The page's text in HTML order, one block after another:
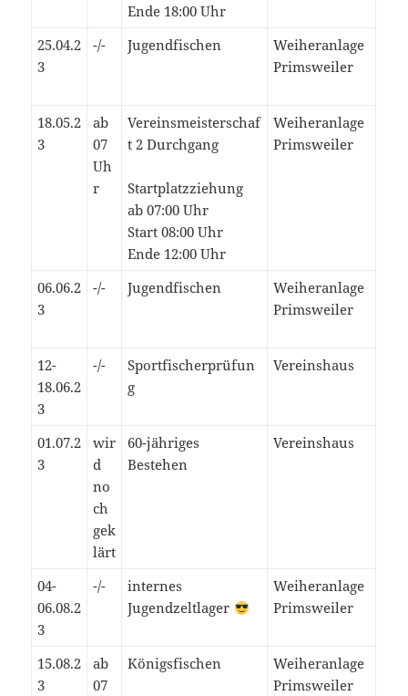
Ende 18:00 Uhr
25.04.2
3
-/- Jugendfischen
Weiheranlage
Primsweiler
18.05.2
3
ab
07
Uh
r
Vereinsmeisterschaf
t 2 Durchgang
Startplatzziehung
ab 07:00 Uhr
Start 08:00 Uhr
Ende 12:00 Uhr
Weiheranlage
Primsweiler
06.06.2
3
-/- Jugendfischen
Weiheranlage
Primsweiler
12-
18.06.2
3
-/-
Sportfischerprüfun
g
Vereinshaus
01.07.2
3
wir
d
no
ch
gek
lärt
60-jähriges
Bestehen
Vereinshaus
04-
06.08.2
3
-/-
internes
Jugendzeltlager
Weiheranlage
Primsweiler
15.08.2
3
ab
07
Königsfischen
Weiheranlage
Primsweiler